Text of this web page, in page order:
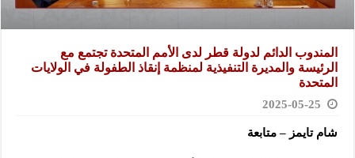
المندوب الدائم لدولة قطر لدى الأمم المتحدة تجتمع مع
الرئيسة والمديرة التنفيذية لمنظمة إنقاذ الطفولة في الولايات
المتحدة
2025-05-25
شام تايمز – متابعة